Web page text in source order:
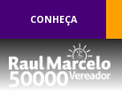
CONHEÇA